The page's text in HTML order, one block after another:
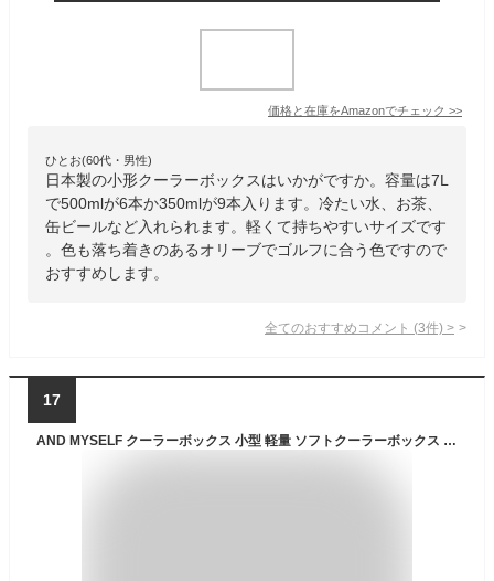
価格と在庫をAmazonでチェック >>
ひとお(60代・男性)
日本製の小形クーラーボックスはいかがですか。容量は7L
で500mlが6本か350mlが9本入ります。冷たい水、お茶、
缶ビールなど入れられます。軽くて持ちやすいサイズです
。色も落ち着きのあるオリーブでゴルフに合う色ですので
おすすめします。
全てのおすすめコメント (3件) >
17
AND MYSELF クーラーボックス 小型 軽量 ソフトクーラーボックス キャンプ ソロキャンプ 保冷バッグ ソフトクーラー 5L/10L/15L (ブラック(5L）)